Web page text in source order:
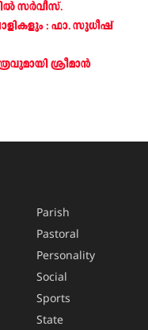
സർവീസ്.
: ഫാ. സുധീഷ്
ശ്രീമാന്‍
Parish
Pastoral
Personality
Social
Sports
State